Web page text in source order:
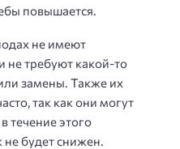
повышается.
не имеют
не требуют какой-то
замены. Также их
так как они могут
течение этого
не будет снижен.